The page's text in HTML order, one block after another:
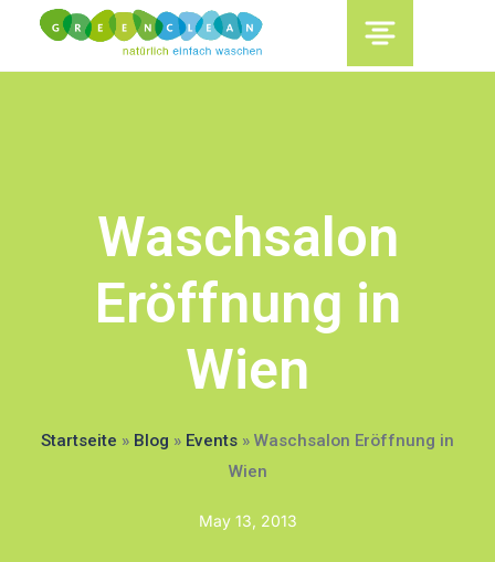
content
Waschsalon
Eröffnung in
Wien
Startseite » Blog » Events » Waschsalon Eröffnung in
Wien
May 13, 2013